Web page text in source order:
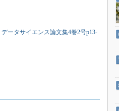
ータサイエンス論文集4巻2号p13-